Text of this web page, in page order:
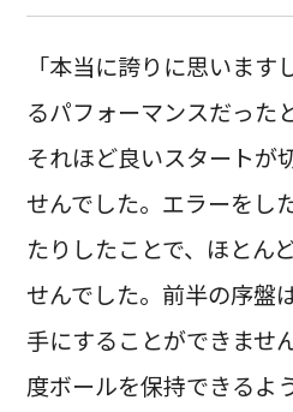
「本当に誇りに思いま
るパフォーマンスだった
それほど良いスタートが
せんでした。エラーをし
たりしたことで、ほとん
せんでした。前半の序盤
手にすることができませ
度ボールを保持できるよ